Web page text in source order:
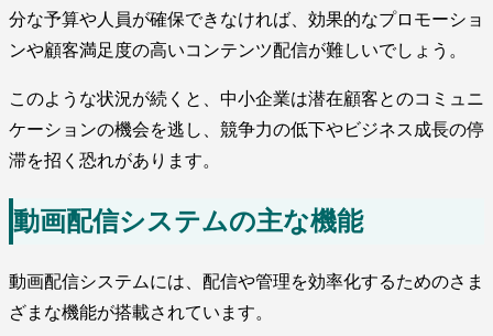
分な予算や人員が確保できなければ、効果的なプロモーショ
ンや顧客満足度の高いコンテンツ配信が難しいでしょう。
このような状況が続くと、中小企業は潜在顧客とのコミュニ
ケーションの機会を逃し、競争力の低下やビジネス成長の停
滞を招く恐れがあります。
動画配信システムの主な機能
動画配信システムには、配信や管理を効率化するためのさま
ざまな機能が搭載されています。